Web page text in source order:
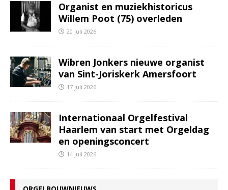
Organist en muziekhistoricus
Willem Poot (75) overleden
20 juli 2026
Wibren Jonkers nieuwe organist
van Sint-Joriskerk Amersfoort
17 juli 2026
Internationaal Orgelfestival
Haarlem van start met Orgeldag
en openingsconcert
14 juli 2026